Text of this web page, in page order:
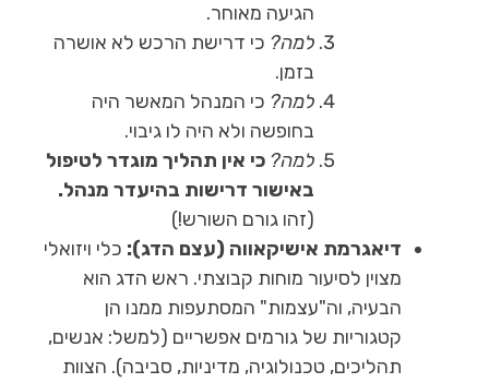
הגיעה מאוחר.
למה? כי דרישת הרכש לא אושרה
בזמן.
למה? כי המנהל המאשר היה
בחופשה ולא היה לו גיבוי.
למה? כי אין תהליך מוגדר לטיפול
באישור דרישות בהיעדר מנהל.
(זהו גורם השורש!)
דיאגרמת אישיקאווה (עצם הדג): כלי ויזואלי
מצוין לסיעור מוחות קבוצתי. ראש הדג הוא
הבעיה, וה"עצמות" המסתעפות ממנו הן
קטגוריות של גורמים אפשריים (למשל: אנשים,
תהליכים, טכנולוגיה, מדיניות, סביבה). הצוות